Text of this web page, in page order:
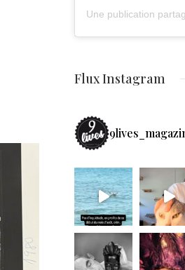
Flux Instagram